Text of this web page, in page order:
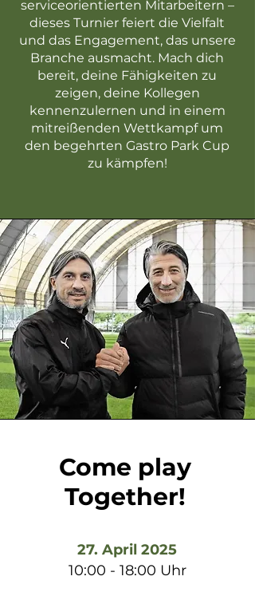
serviceorientierten Mitarbeitern –
dieses Turnier feiert die Vielfalt
und das Engagement, das unsere
Branche ausmacht. Mach dich
bereit, deine Fähigkeiten zu
zeigen, deine Kollegen
kennenzulernen und in einem
mitreißenden Wettkampf um
den begehrten Gastro Park Cup
zu kämpfen!
Come play
Together!
27. April 2025
10:00 - 18:00 Uhr